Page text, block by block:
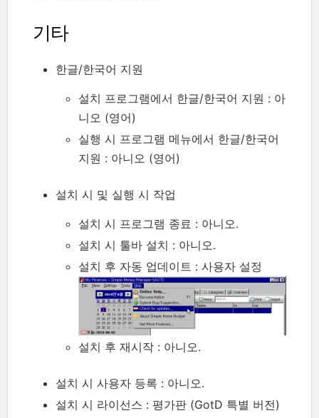
기타
한글/한국어 지원
설치 프로그램에서 한글/한국어 지원 : 아
니오 (영어)
실행 시 프로그램 메뉴에서 한글/한국어
지원 : 아니오 (영어)
설치 시 및 실행 시 작업
설치 시 프로그램 종료 : 아니오.
설치 시 툴바 설치 : 아니오.
설치 후 자동 업데이트 : 사용자 설정
설치 후 재시작 : 아니오.
설치 시 사용자 등록 : 아니오.
설치 시 라이선스 : 평가판 (GotD 특별 버전)